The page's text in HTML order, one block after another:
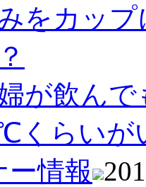
をカッ
が飲ん
くらいが
ー情報